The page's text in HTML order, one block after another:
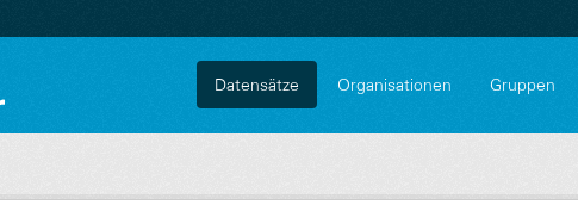
Datensätze Organisationen Gruppen